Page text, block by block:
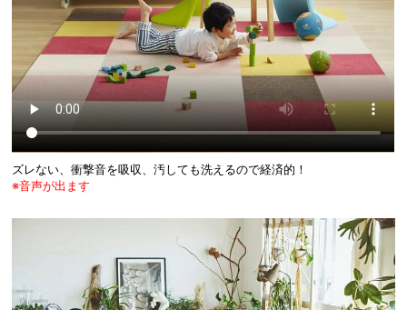
ズレない、衝撃音を吸収、汚しても洗えるので経済的！
※音声が出ます